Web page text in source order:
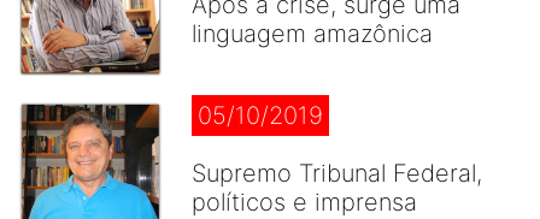
linguagem amazônica
05/10/2019
Supremo Tribunal Federal,
políticos e imprensa